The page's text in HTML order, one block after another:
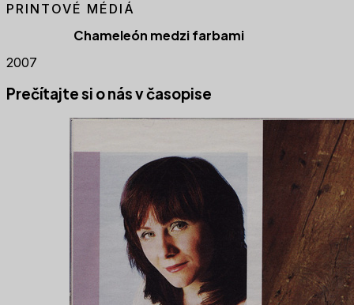
PRINTOVÉ MÉDIÁ
Chameleón medzi farbami
2007
Prečítajte si o nás v časopise